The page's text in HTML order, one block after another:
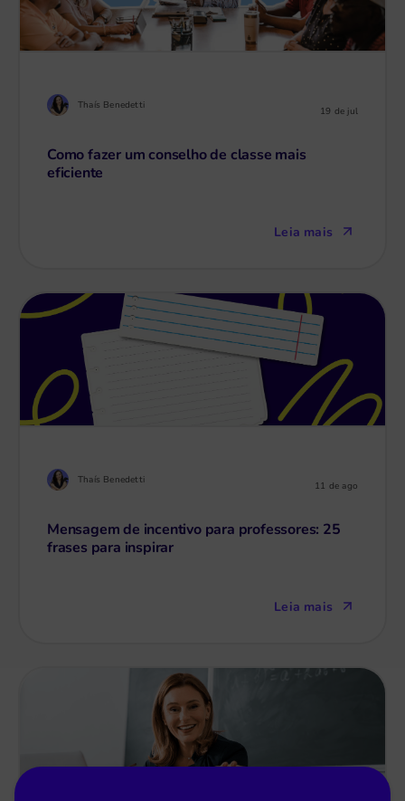
Thaís Benedetti 19 de jul
Como fazer um conselho de classe mais
eficiente
Leia mais
Thaís Benedetti 11 de ago
Mensagem de incentivo para professores: 25
frases para inspirar
Leia mais